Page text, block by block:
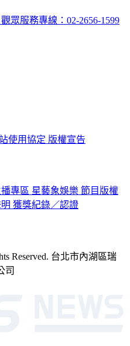
觀眾服務專線：02-2656-1599
使用協定 版權宣告
專區 星藝象娛樂 節目版權
獲獎紀錄／認證
Reserved. 台北市內湖區瑞
司